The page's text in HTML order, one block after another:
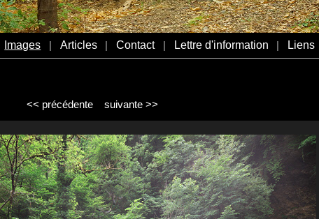
Images Articles Contact Lettre d'information Liens
<< précédente suivante >>